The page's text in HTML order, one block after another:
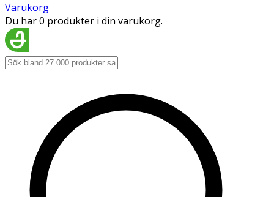
Varukorg
Du har 0 produkter i din varukorg.